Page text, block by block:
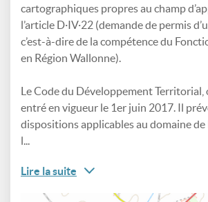
cartographiques propres au champ
l’article D·IV·22 (demande de permis
c’est-à-dire de la compétence du
en Région Wallonne).
Le Code du Développement Territorial,
entré en vigueur le 1er juin 2017. Il
dispositions applicables au domaine de
l...
Lire la suite